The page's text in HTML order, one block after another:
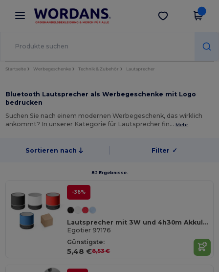
× Wordans App
Bessere Preise in der App!
App holen
Startseite Werbegeschenke Technik & Zubehör Lautsprecher
Bluetooth Lautsprecher als Werbegeschenke mit Logo
bedrucken
Suchen Sie nach einem modernen Werbegeschenk, das wirklich
ankommt? In unserer Kategorie für Lautsprecher fin… Mehr
Sortieren nach Filter ✓
82 Ergebnisse.
-36%
Lautsprecher mit 3W und 4h30m Akkulaufzeit aus Recyceltes ABS (100% rABS)
Egotier 97176
Günstigste:
5,48 €8,53 €